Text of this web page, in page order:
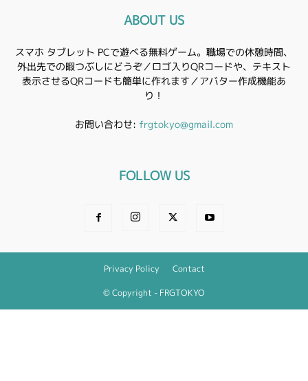
ABOUT US
スマホ タブレット PCで遊べる無料ゲーム。職場での休憩時間、
外出先での暇つぶしにどうぞ／ロゴ入りQRコードや、テキスト
表示させるQRコードも簡単に作れます／アバター作成機能あ
り！
お問い合わせ: frgtokyo@gmail.com
FOLLOW US
Privacy Policy Contact
© Copyright - FRGTOKYO